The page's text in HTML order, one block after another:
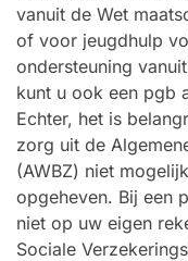
vanuit de Wet
of voor jeugdhulp
ondersteuning
kunt u ook een pgb
Echter, het is
zorg uit de
(AWBZ) niet
opgeheven. Bij een
niet op uw eigen
Sociale